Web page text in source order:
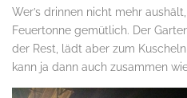
Wer’s drinnen nicht mehr
Feuertonne gemütlich. Der
der Rest, lädt aber zum
kann ja dann auch zusammen